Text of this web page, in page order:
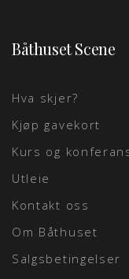
Båthuset Scene
Hva skjer?
Kjøp gavekort
Kurs og
Utleie
Kontakt oss
Om Båthuset
Salgsbetingelser